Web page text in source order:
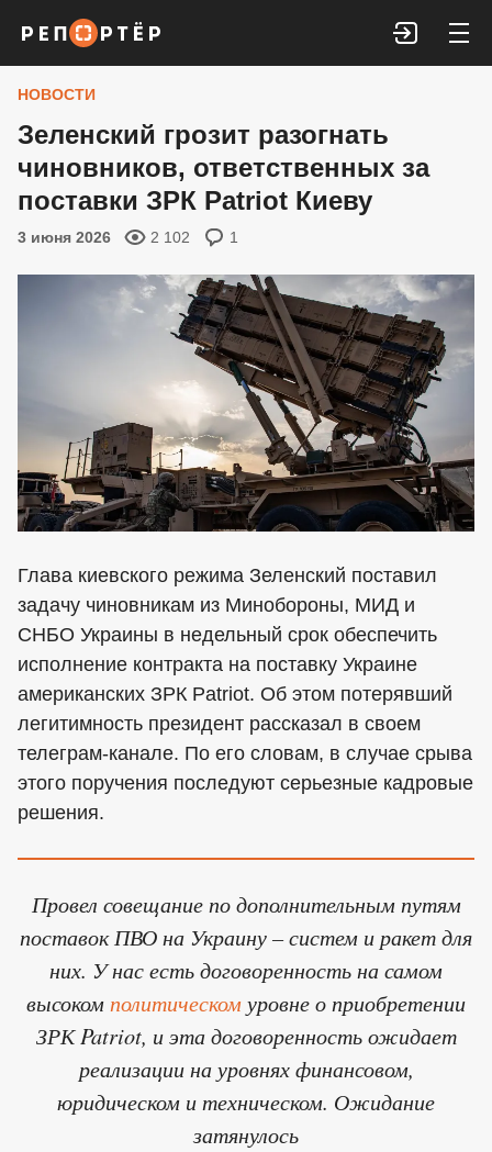
Войти
НОВОСТИ
Зеленский грозит разогнать
чиновников, ответственных за
поставки ЗРК Patriot Киеву
3 июня 2026 2 102 1
Глава киевского режима Зеленский поставил
задачу чиновникам из Минобороны, МИД и
СНБО Украины в недельный срок обеспечить
исполнение контракта на поставку Украине
американских ЗРК Patriot. Об этом потерявший
легитимность президент рассказал в своем
телеграм-канале. По его словам, в случае срыва
этого поручения последуют серьезные кадровые
решения.
Провел совещание по дополнительным путям
поставок ПВО на Украину – систем и ракет для
них. У нас есть договоренность на самом
высоком политическомуровне о приобретении
ЗРК Patriot, и эта договоренность ожидает
реализации на уровнях финансовом,
юридическом и техническом. Ожидание
затянулось